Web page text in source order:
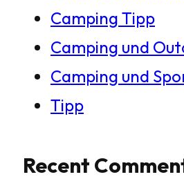
Camping Tipp
Camping und
Camping und
Tipp
Recent